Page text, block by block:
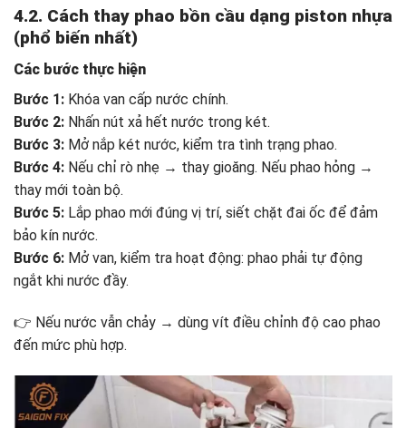
4.2. Cách thay phao bồn cầu dạng piston nhựa
(phổ biến nhất)
Các bước thực hiện
Bước 1: Khóa van cấp nước chính.
Bước 2: Nhấn nút xả hết nước trong két.
Bước 3: Mở nắp két nước, kiểm tra tình trạng phao.
Bước 4: Nếu chỉ rò nhẹ → thay gioăng. Nếu phao hỏng →
thay mới toàn bộ.
Bước 5: Lắp phao mới đúng vị trí, siết chặt đai ốc để đảm
bảo kín nước.
Bước 6: Mở van, kiểm tra hoạt động: phao phải tự động
ngắt khi nước đầy.
👉 Nếu nước vẫn chảy → dùng vít điều chỉnh độ cao phao
đến mức phù hợp.